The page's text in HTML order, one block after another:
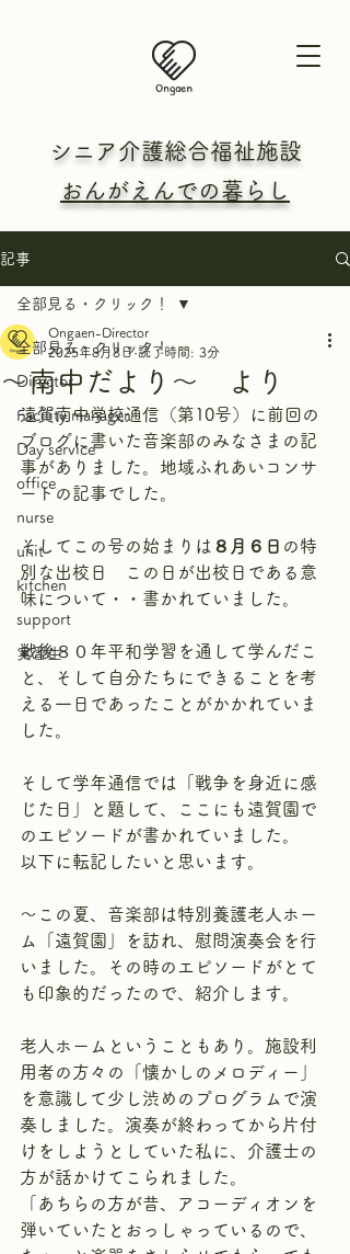
シニア介護総合福祉施設
おんがえんでの暮らし
記事
全部見る・クリック！
Director
Facility manager
Day service
office
nurse
unit
kitchen
support
実習生
全部見る・クリック！
～南中だより～ より
Ongaen-Director
2025年8月8日 読了時間: 3分
遠賀南中学校通信（第10号）に前回の
ブログに書いた音楽部のみなさまの記
事がありました。地域ふれあいコンサ
ートの記事でした。
そしてこの号の始まりは ８月６日 の特
別な出校日　この日が出校日である意
味について・・書かれていました。
戦後８０年平和学習を通して学んだこ
と、そして自分たちにできることを考
える一日であったことがかかれていま
した。
そして学年通信では「戦争を身近に感
じた日」と題して、ここにも遠賀園で
のエピソードが書かれていました。
以下に転記したいと思います。
～この夏、音楽部は特別養護老人ホー
ム「遠賀園」を訪れ、慰問演奏会を行
いました。その時のエピソードがとて
も印象的だったので、紹介します。
老人ホームということもあり。施設利
用者の方々の「懐かしのメロディー」
を意識して少し渋めのプログラムで演
奏しました。演奏が終わってから片付
けをしようとしていた私に、介護士の
方が話かけてこられました。
「あちらの方が昔、アコーディオンを
弾いていたとおっしゃっているので、